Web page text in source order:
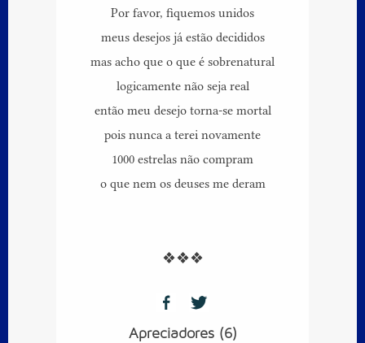
Por favor, fiquemos unidos
meus desejos já estão decididos
mas acho que o que é sobrenatural
logicamente não seja real
então meu desejo torna-se mortal
pois nunca a terei novamente
1000 estrelas não compram
o que nem os deuses me deram
❖❖❖
Apreciadores (6)